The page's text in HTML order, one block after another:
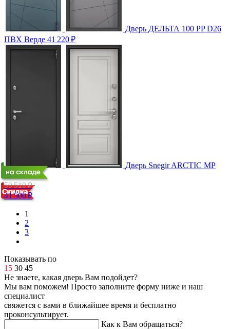
Дверь ДЕЛЬТА 100 PP D26
ПВХ Верде 41 220₽
Дверь Snegir ARCTIC MP
C3 Бьянко
50 510 ₽
41 500₽
1
2
3
Показывать по
15 30 45
Не знаете, какая дверь Вам подойдет?
Мы вам поможем! Просто заполните форму ниже и наш
специалист
свяжется с вами в ближайшее время и бесплатно
проконсультирует.
Как к Вам обращаться?